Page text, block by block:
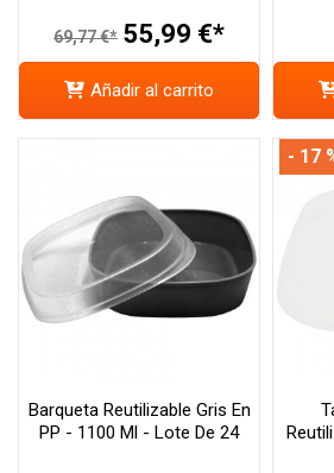
69,77 €* 55,99 €*
Añadir al carrito
Barqueta Reutilizable Gris En
PP - 1100 Ml - Lote De 24
- 17